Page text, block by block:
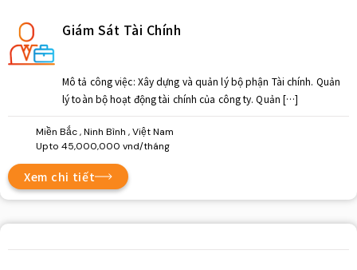
Giám Sát Tài Chính
Mô tả công việc: Xây dựng và quản lý bộ phận Tài chính. Quản
lý toàn bộ hoạt động tài chính của công ty. Quản […]
Miền Bắc , Ninh Bình , Việt Nam
Upto 45,000,000 vnd/tháng
Xem chi tiết